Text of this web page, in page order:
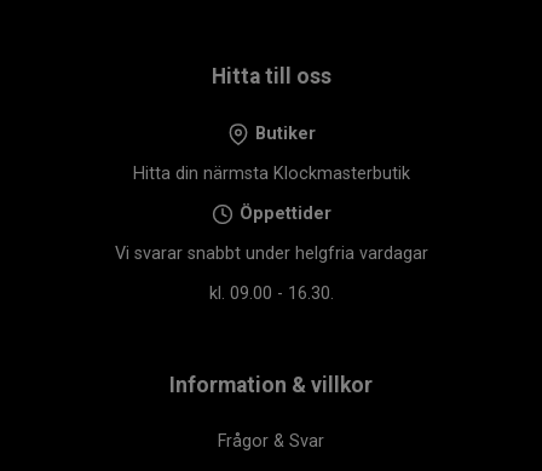
Hitta till oss
Butiker
Hitta din närmsta Klockmasterbutik
Öppettider
Vi svarar snabbt under helgfria vardagar
kl. 09.00 - 16.30.
Information & villkor
Frågor & Svar